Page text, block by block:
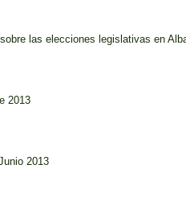
las elecciones legislativas en
2013
2013